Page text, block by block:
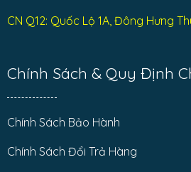
CN Q12: Quốc Lộ 1A, Đông Hưng
Chính Sách & Quy Định
Chính Sách Bảo Hành
Chính Sách Đổi Trả Hàng